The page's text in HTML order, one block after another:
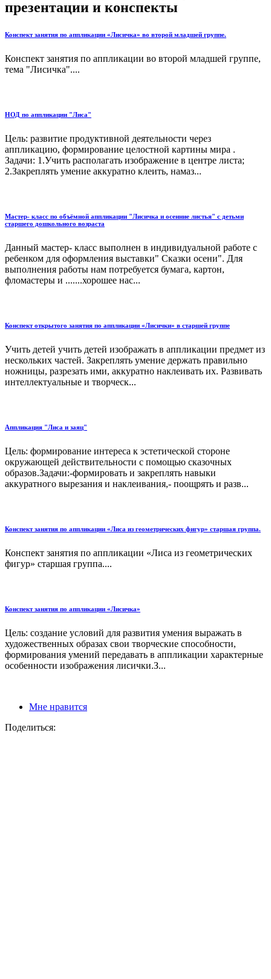
презентации и конспекты
Конспект занятия по аппликации «Лисичка» во второй младшей группе.
Конспект занятия по аппликации во второй младшей группе,
тема "Лисичка"....
НОД по аппликации "Лиса"
Цель: развитие продуктивной деятельности через
аппликацию, формирование целостной картины мира .
Задачи: 1.Учить располагать изображение в центре листа;
2.Закреплять умение аккуратно клеить, намаз...
Мастер- класс по объёмной аппликации "Лисичка и осенние листья" с детьми
старшего дошкольного возраста
Данный мастер- класс выполнен в индивидуальной работе с
ребенком для оформления выставки" Сказки осени". Для
выполнения работы нам потребуется бумага, картон,
фломастеры и .......хорошее нас...
Конспект открытого занятия по аппликации «Лисички» в старшей группе
Учить детей учить детей изображать в аппликации предмет из
нескольких частей. Закреплять умение держать правильно
ножницы, разрезать ими, аккуратно наклеивать их. Развивать
интеллектуальные и творческ...
Аппликация "Лиса и заяц"
Цель: формирование интереса к эстетической стороне
окружающей действительности с помощью сказочных
образов.Задачи:-формировать и закреплять навыки
аккуратного вырезания и наклеивания,- поощрять и разв...
Конспект занятия по аппликации «Лиса из геометрических фигур» старшая группа.
Конспект занятия по аппликации «Лиса из геометрических
фигур» старшая группа....
Конспект занятия по аппликации «Лисичка»
Цель: создание условий для развития умения выражать в
художественных образах свои творческие способности,
формирования умений передавать в аппликации характерные
особенности изображения лисички.З...
Мне нравится
Поделиться: